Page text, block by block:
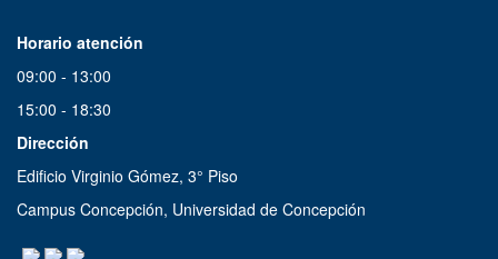
Trasnoche
Horario atención
09:00 - 13:00
15:00 - 18:30
Dirección
Edificio Virginio Gómez, 3° Piso
Campus Concepción, Universidad de Concepción